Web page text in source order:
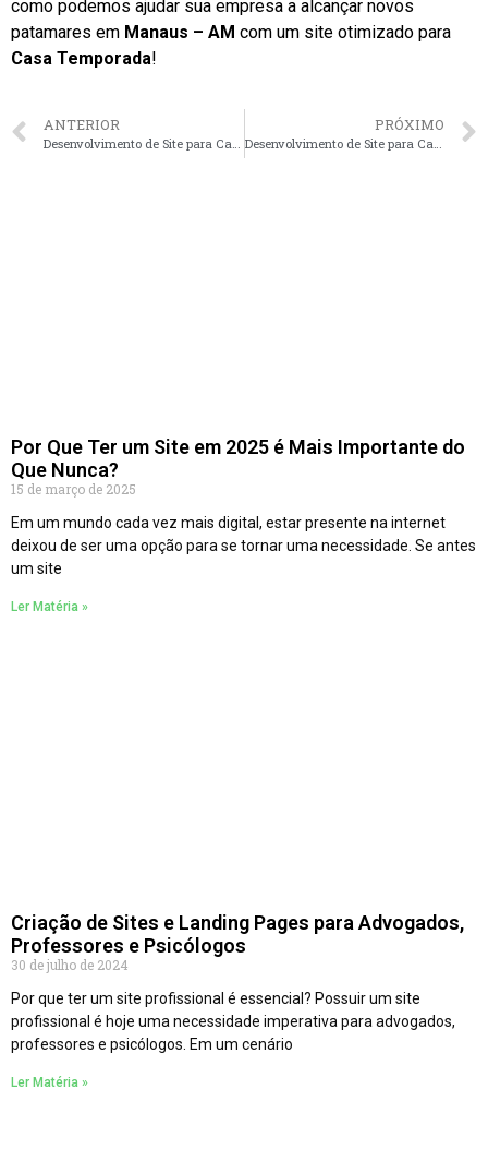
como podemos ajudar sua empresa a alcançar novos
patamares em Manaus – AM com um site otimizado para
Casa Temporada!
ANTERIOR
Desenvolvimento de Site para Casa Temporada em Aracaju – SE faça seu orçamento
PRÓXIMO
Desenvolvimento de Site para Casa Temporada em Goiânia – GO faça seu orçamento
Por Que Ter um Site em 2025 é Mais Importante do
Que Nunca?
15 de março de 2025
Em um mundo cada vez mais digital, estar presente na internet
deixou de ser uma opção para se tornar uma necessidade. Se antes
um site
Ler Matéria »
Criação de Sites e Landing Pages para Advogados,
Professores e Psicólogos
30 de julho de 2024
Por que ter um site profissional é essencial? Possuir um site
profissional é hoje uma necessidade imperativa para advogados,
professores e psicólogos. Em um cenário
Ler Matéria »